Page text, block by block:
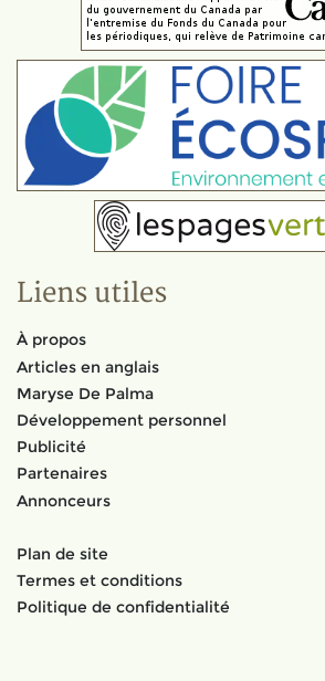
Liens utiles
À propos
Articles en anglais
Maryse De Palma
Développement personnel
Publicité
Partenaires
Annonceurs
Plan de site
Termes et conditions
Politique de confidentialité